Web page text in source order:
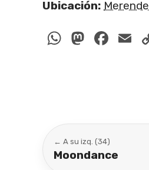
Ubicación:
← A su izq. (34)
Moondance